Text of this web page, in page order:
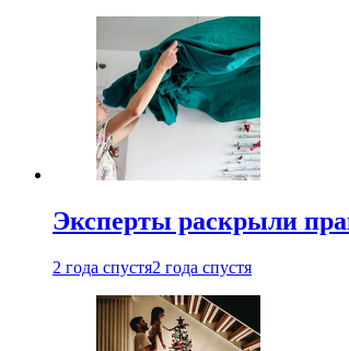
Эксперты раскрыли
2 года спустя2 года спустя